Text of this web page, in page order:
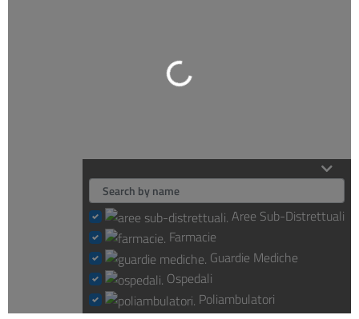
Loading...
Aree Sub-Distrettuali
Farmacie
Guardie Mediche
Ospedali
Poliambulatori